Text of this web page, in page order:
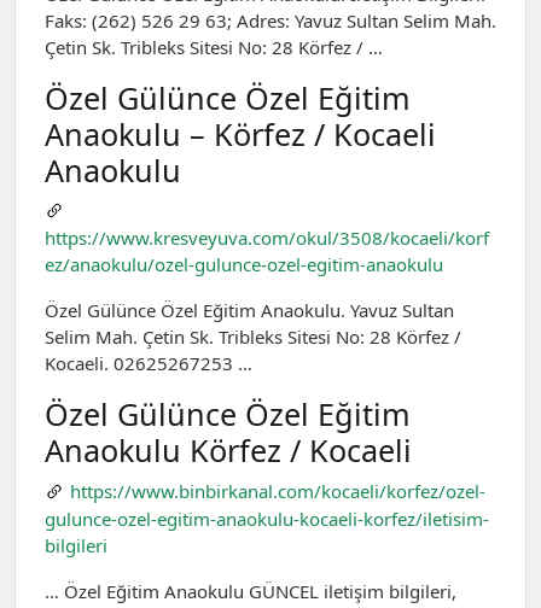
Faks: (262) 526 29 63; Adres: Yavuz Sultan Selim Mah.
Çetin Sk. Tribleks Sitesi No: 28 Körfez / …
Özel Gülünce Özel Eğitim
Anaokulu – Körfez / Kocaeli
Anaokulu
https://www.kresveyuva.com/okul/3508/kocaeli/korf
ez/anaokulu/ozel-gulunce-ozel-egitim-anaokulu
Özel Gülünce Özel Eğitim Anaokulu. Yavuz Sultan
Selim Mah. Çetin Sk. Tribleks Sitesi No: 28 Körfez /
Kocaeli. 02625267253 …
Özel Gülünce Özel Eğitim
Anaokulu Körfez / Kocaeli
https://www.binbirkanal.com/kocaeli/korfez/ozel-
gulunce-ozel-egitim-anaokulu-kocaeli-korfez/iletisim-
bilgileri
… Özel Eğitim Anaokulu GÜNCEL iletişim bilgileri,